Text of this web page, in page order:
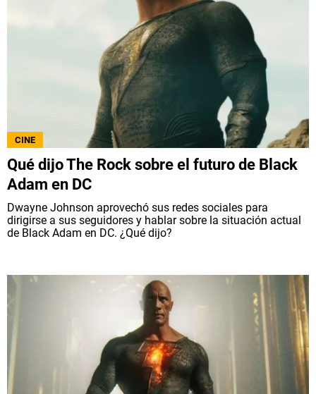
CINE
Qué dijo The Rock sobre el futuro de Black
Adam en DC
Dwayne Johnson aprovechó sus redes sociales para
dirigirse a sus seguidores y hablar sobre la situación actual
de Black Adam en DC. ¿Qué dijo?